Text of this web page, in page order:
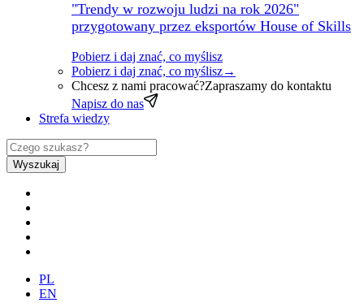
"Trendy w rozwoju ludzi na rok 2026"
przygotowany przez eksportów House of Skills
Pobierz i daj znać, co myślisz
Pobierz i daj znać, co myślisz→
Chcesz z nami pracować?Zapraszamy do kontaktu
Napisz do nas
Strefa wiedzy
Wyszukaj
PL
EN